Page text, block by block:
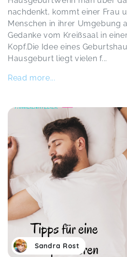
nachdenkt, kommt einer Frau
Menschen in ihrer Umgebung
Gedanke vom Kreißsaal in
Kopf.Die Idee eines
Hausgeburt liegt vielen f...
Read more...
Sandra Rost